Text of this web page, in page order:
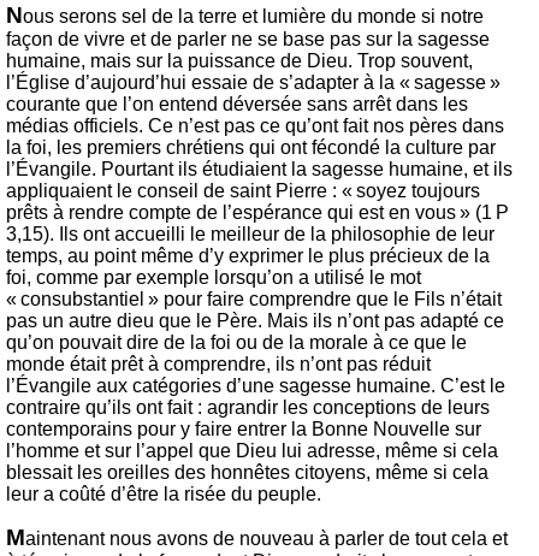
Nous serons sel de la terre et lumière du monde si notre
façon de vivre et de parler ne se base pas sur la sagesse
humaine, mais sur la puissance de Dieu. Trop souvent,
l’Église d’aujourd’hui essaie de s’adapter à la « sagesse »
courante que l’on entend déversée sans arrêt dans les
médias officiels. Ce n’est pas ce qu’ont fait nos pères dans
la foi, les premiers chrétiens qui ont fécondé la culture par
l’Évangile. Pourtant ils étudiaient la sagesse humaine, et ils
appliquaient le conseil de saint Pierre : « soyez toujours
prêts à rendre compte de l’espérance qui est en vous » (1 P
3,15). Ils ont accueilli le meilleur de la philosophie de leur
temps, au point même d’y exprimer le plus précieux de la
foi, comme par exemple lorsqu’on a utilisé le mot
« consubstantiel » pour faire comprendre que le Fils n’était
pas un autre dieu que le Père. Mais ils n’ont pas adapté ce
qu’on pouvait dire de la foi ou de la morale à ce que le
monde était prêt à comprendre, ils n’ont pas réduit
l’Évangile aux catégories d’une sagesse humaine. C’est le
contraire qu’ils ont fait : agrandir les conceptions de leurs
contemporains pour y faire entrer la Bonne Nouvelle sur
l’homme et sur l’appel que Dieu lui adresse, même si cela
blessait les oreilles des honnêtes citoyens, même si cela
leur a coûté d’être la risée du peuple.
Maintenant nous avons de nouveau à parler de tout cela et